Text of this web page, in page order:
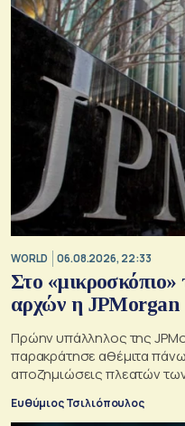
WORLD 06.08.2026, 22:33
Στο
αρχών η JPMorgan
Πρώην υπάλληλος της
παρακράτησε αθέμιτα
αποζημιώσεις πλεατών
Ευθύμιος Τσιλιόπουλος